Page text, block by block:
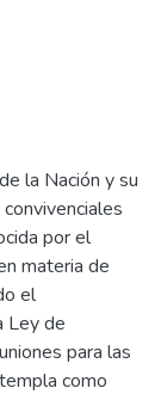
la Nación y su
por el
materia de
el
Ley de
para las
como